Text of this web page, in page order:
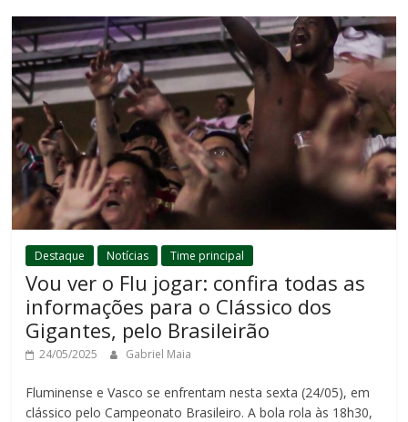
Destaque Notícias Time principal
Vou ver o Flu jogar: confira todas as
informações para o Clássico dos
Gigantes, pelo Brasileirão
24/05/2025 Gabriel Maia
Fluminense e Vasco se enfrentam nesta sexta (24/05), em
clássico pelo Campeonato Brasileiro. A bola rola às 18h30,